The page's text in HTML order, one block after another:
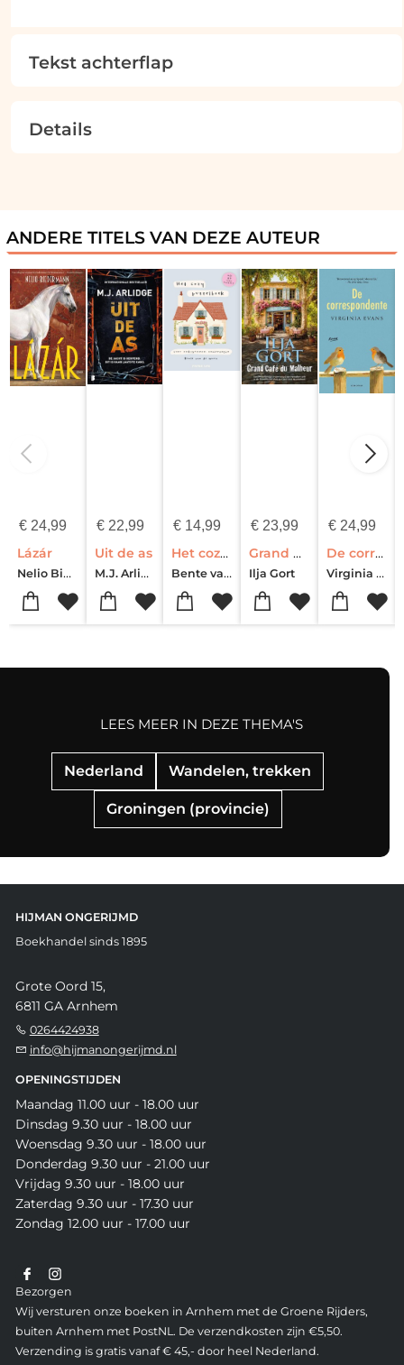
Tekst achterflap
Details
ANDERE TITELS VAN DEZE AUTEUR
€24,99
Lázár
Nelio Biedermann
€22,99
Uit de as
M.J. Arlidge
€ 14,99
Het cozy puzzelboek voor ontspannen zomerdagen
Bente van de Wouw
€ 23,99
Grand Café du Malheur
Ilja Gort
€24,99
De correspondente
Virginia Evans
Nederland Wandelen, trekken
Groningen (provincie)
LEES MEER IN DEZE THEMA'S
HIJMAN ONGERIJMD
Boekhandel sinds 1895
Grote Oord 15,
6811 GA Arnhem
0264424938
info@hijmanongerijmd.nl
OPENINGSTIJDEN
Maandag 11.00 uur - 18.00 uur
Dinsdag 9.30 uur - 18.00 uur
Woensdag 9.30 uur - 18.00 uur
Donderdag 9.30 uur - 21.00 uur
Vrijdag 9.30 uur - 18.00 uur
Zaterdag 9.30 uur - 17.30 uur
Zondag 12.00 uur - 17.00 uur
Bezorgen
Wij versturen onze boeken in Arnhem met de Groene Rijders,
buiten Arnhem met PostNL. De verzendkosten zijn €5,50.
Verzending is gratis vanaf € 45,- door heel Nederland.